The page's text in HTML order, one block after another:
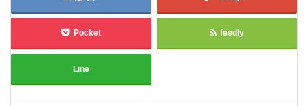
Pocket feedly
Line